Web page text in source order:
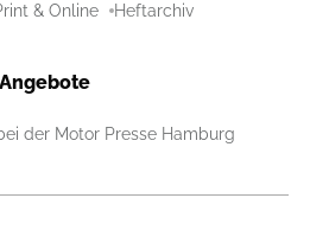
& Online Heftarchiv
Angebote
der Motor Presse Hamburg